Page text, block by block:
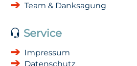
Team & Danksagung
Service
Impressum
Datenschutz